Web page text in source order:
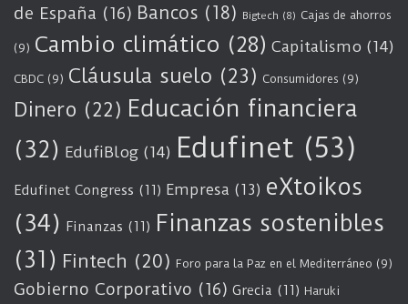
de España (16) Bancos (18) Bigtech (8) Cajas de ahorros
(9) Cambio climático (28) Capitalismo (14)
CBDC (9) Cláusula suelo (23) Consumidores (9)
Dinero (22) Educación financiera
(32) EdufiBlog (14) Edufinet (53)
Edufinet Congress (11) Empresa (13) eXtoikos
(34) Finanzas (11) Finanzas sostenibles
(31) Fintech (20) Foro para la Paz en el Mediterráneo (9)
Gobierno Corporativo (16) Grecia (11) Haruki